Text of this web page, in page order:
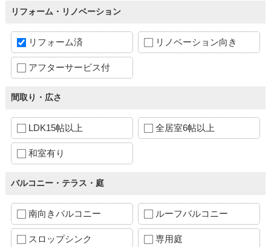
リフォーム・リノベーション
リフォーム済 リノベーション向き
アフターサービス付
間取り・広さ
LDK15帖以上 全居室6帖以上
和室有り
バルコニー・テラス・庭
南向きバルコニー ルーフバルコニー
スロップシンク 専用庭